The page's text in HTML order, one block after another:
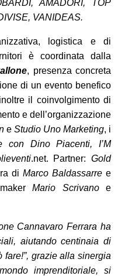
AMADORI, TOP
VANIDEAS.
logistica e di
è coordinata dalla
, presenza concreta
di un evento benefico
il coinvolgimento di
e dell’organizzazione
e Studio Uno Marketing, i
con Dino Piacenti, I’M
.net. Partner:Gold
di Marco Baldassarree
Mario Scrivanoe
Cannavaro Ferrara ha
aiutando centinaia di
grazie alla sinergia
imprenditoriale, si